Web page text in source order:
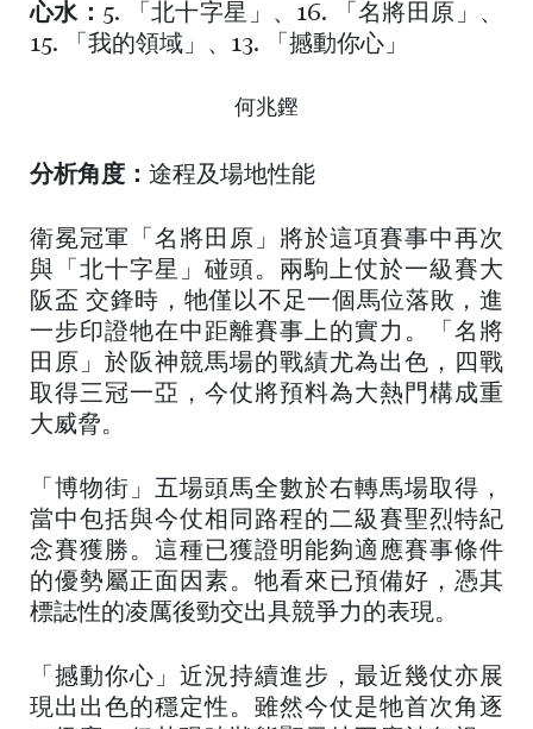
心水： 5. 「北十字星」、16. 「名將田原」、
15. 「我的領域」、13. 「撼動你心」
何兆鏗
分析角度： 途程及場地性能
衛冕冠軍「名將田原」將於這項賽事中再次
與「北十字星」碰頭。兩駒上仗於一級賽大
阪盃 交鋒時，牠僅以不足一個馬位落敗，進
一步印證牠在中距離賽事上的實力。「名將
田原」於阪神競馬場的戰績尤為出色，四戰
取得三冠一亞，今仗將預料為大熱門構成重
大威脅。
「博物街」五場頭馬全數於右轉馬場取得，
當中包括與今仗相同路程的二級賽聖烈特紀
念賽獲勝。這種已獲證明能夠適應賽事條件
的優勢屬正面因素。牠看來已預備好，憑其
標誌性的凌厲後勁交出具競爭力的表現。
「撼動你心」近況持續進步，最近幾仗亦展
現出出色的穩定性。雖然今仗是牠首次角逐